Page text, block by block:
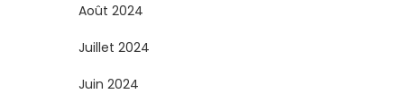
Août 2024
Juillet 2024
Juin 2024